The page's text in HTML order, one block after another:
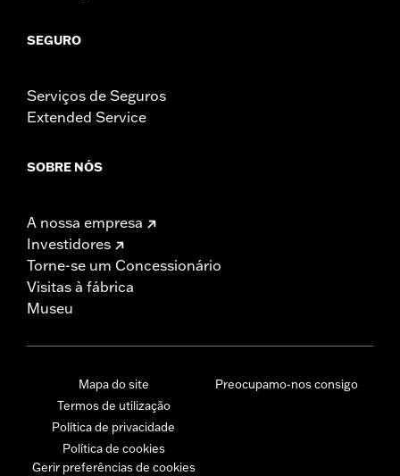
SEGURO
Serviços de Seguros
Extended Service
SOBRE NÓS
A nossa empresa
Investidores
Torne-se um Concessionário
Visitas à fábrica
Museu
Mapa do site
Termos de utilização
Política de privacidade
Política de cookies
Gerir preferências de cookies
Preocupamo-nos consigo